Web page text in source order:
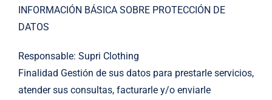
INFORMACIÓN BÁSICA SOBRE PROTECCIÓN DE
DATOS
Responsable: Supri Clothing
Finalidad Gestión de sus datos para prestarle servicios,
atender sus consultas, facturarle y/o enviarle